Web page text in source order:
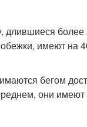
более
имеют на
бегом
они